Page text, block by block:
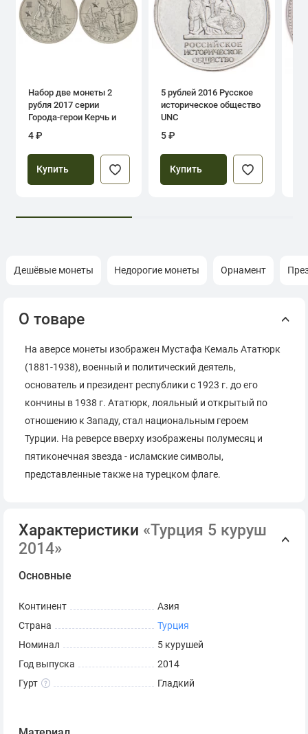
Набор две монеты 2
рубля 2017 серии
Города-герои Керчь и
Севастополь
4 ₽
Купить
5 рублей 2016 Русское
историческое общество
UNC
5 ₽
Купить
Дешёвые монеты Недорогие монеты Орнамент
О товаре
На аверсе монеты изображен Мустафа Кемаль Ататюрк
(1881-1938), военный и политический деятель,
основатель и президент республики с 1923 г. до его
кончины в 1938 г. Ататюрк, лояльный и открытый по
отношению к Западу, стал национальным героем
Турции. На реверсе вверху изображены полумесяц и
пятиконечная звезда - исламские символы,
представленные также на турецком флаге.
Характеристики «Турция 5 куруш
2014»
Основные
Континент
Азия
Страна
Турция
Номинал
5 курушей
Год выпуска
2014
Гурт
Гладкий